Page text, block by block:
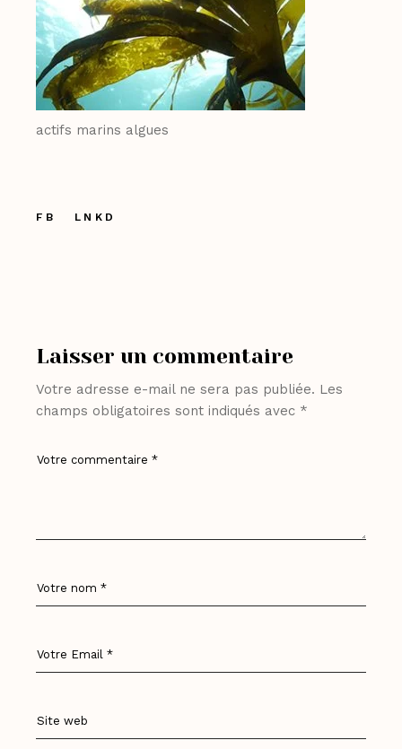
actifs marins algues
FB LNKD
Laisser un commentaire
Votre adresse e-mail ne sera pas publiée. Les
champs obligatoires sont indiqués avec *